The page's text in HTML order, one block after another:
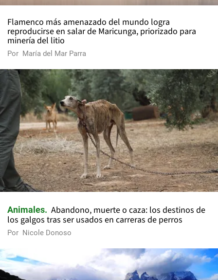
Flamenco más amenazado del mundo logra
reproducirse en salar de Maricunga, priorizado para
minería del litio
Por María del Mar Parra
Animales
Abandono, muerte o caza: los destinos de
los galgos tras ser usados en carreras de perros
Por Nicole Donoso